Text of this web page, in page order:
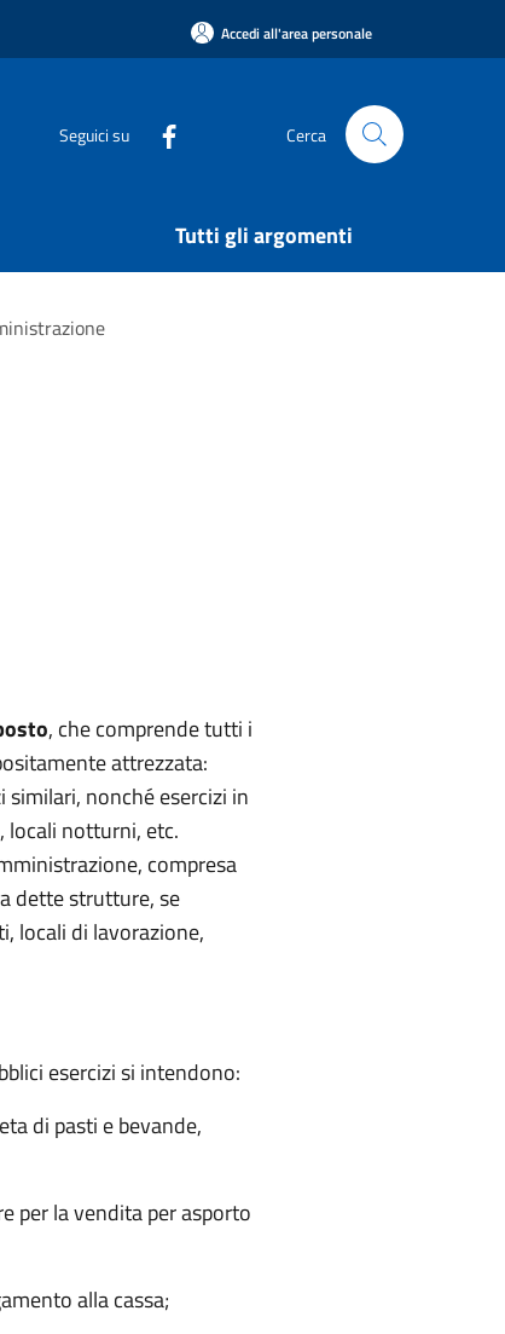
Accedi all'area personale
Seguici su Cerca
Tutti gli argomenti
, che comprende tutti i
attrezzata:
similari, nonché esercizi in
locali notturni, etc.
compresa
dette strutture, se
locali di lavorazione,
esercizi si intendono:
di pasti e bevande,
per la vendita per asporto
alla cassa;